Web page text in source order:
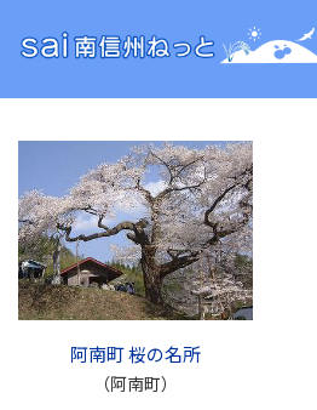
阿南町 桜の名所
（阿南町）